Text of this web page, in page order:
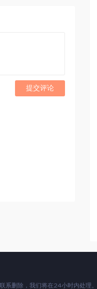
提交评论
联系删除，我们将在24小时内处理。